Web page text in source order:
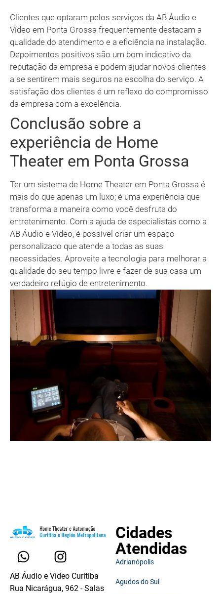
Clientes que optaram pelos serviços da AB Áudio e
Vídeo em Ponta Grossa frequentemente destacam a
qualidade do atendimento e a eficiência na instalação.
Depoimentos positivos são um bom indicativo da
reputação da empresa e podem ajudar novos clientes
a se sentirem mais seguros na escolha do serviço. A
satisfação dos clientes é um reflexo do compromisso
da empresa com a excelência.
Conclusão sobre a
experiência de Home
Theater em Ponta Grossa
Ter um sistema de Home Theater em Ponta Grossa é
mais do que apenas um luxo; é uma experiência que
transforma a maneira como você desfruta do
entretenimento. Com a ajuda de especialistas como a
AB Áudio e Vídeo, é possível criar um espaço
personalizado que atende a todas as suas
necessidades. Aproveite a tecnologia para melhorar a
qualidade do seu tempo livre e fazer de sua casa um
verdadeiro refúgio de entretenimento.
AB Áudio e Vídeo Curitiba
Rua Nicarágua, 962 - Salas
Cidades
Atendidas
Adrianópolis
Agudos do Sul